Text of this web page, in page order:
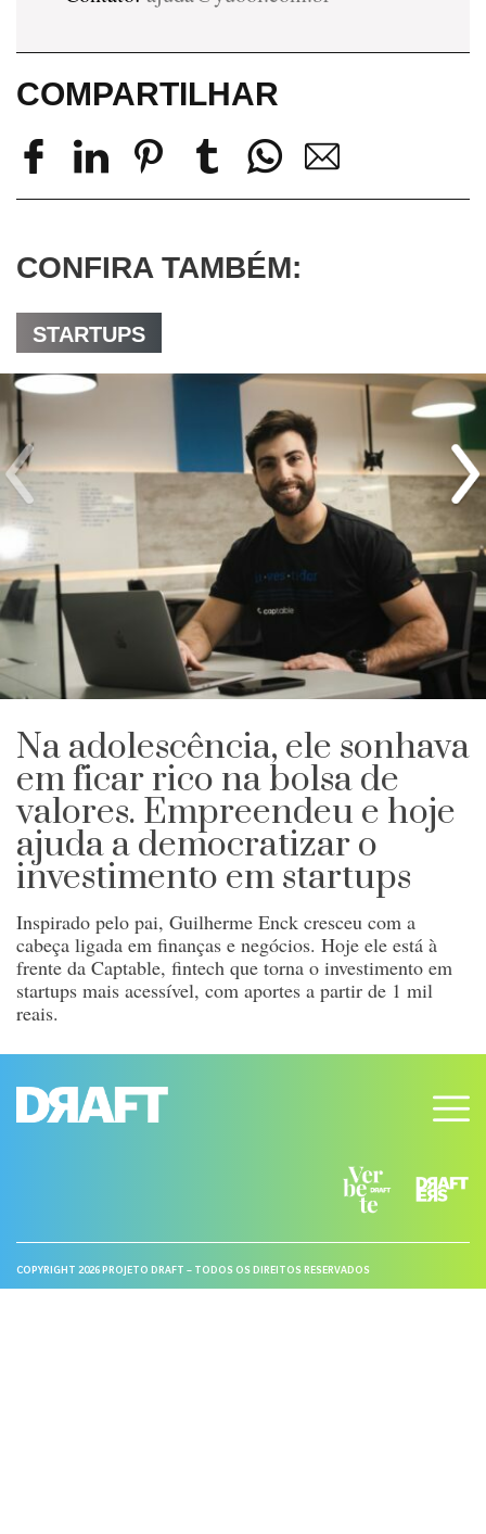
COMPARTILHAR
CONFIRA TAMBÉM:
STARTUPS
Na adolescência, ele sonhava
em ficar rico na bolsa de
valores. Empreendeu e hoje
ajuda a democratizar o
investimento em startups
Inspirado pelo pai, Guilherme Enck cresceu com a
cabeça ligada em finanças e negócios. Hoje ele está à
frente da Captable, fintech que torna o investimento em
startups mais acessível, com aportes a partir de 1 mil
reais.
COPYRIGHT 2026 PROJETO DRAFT – TODOS OS DIREITOS RESERVADOS